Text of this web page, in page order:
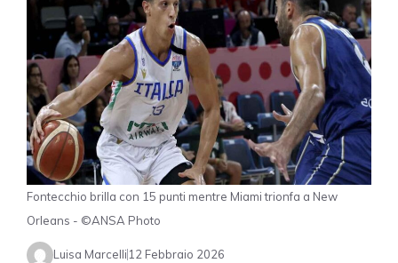
Fontecchio brilla con 15 punti mentre Miami trionfa a New
Orleans - ©ANSA Photo
Luisa Marcelli12 Febbraio 2026